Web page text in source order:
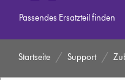
Passendes Ersatzteil finden
Startseite Support